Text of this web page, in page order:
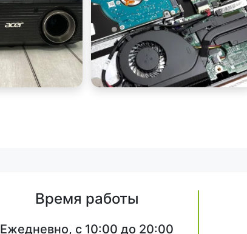
Время работы
Ежедневно, с 10:00 до 20:00